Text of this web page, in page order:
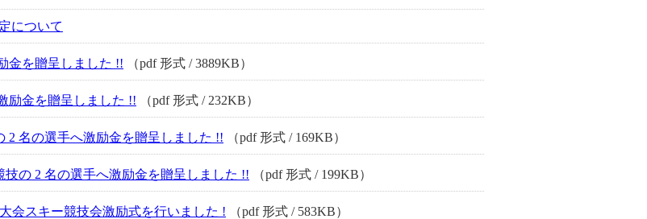
について
金を贈呈しました !! （pdf 形式 / 3889KB）
励金を贈呈しました !! （pdf 形式 / 232KB）
2 名の選手へ激励金を贈呈しました !! （pdf 形式 / 169KB）
の 2 名の選手へ激励金を贈呈しました !! （pdf 形式 / 199KB）
会スキー競技会激励式を行いました ! （pdf 形式 / 583KB）